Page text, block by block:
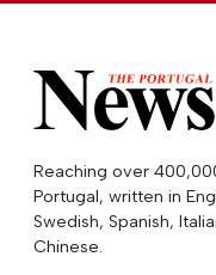
Reaching over
Portugal, written in
Swedish, Spanish,
Chinese.